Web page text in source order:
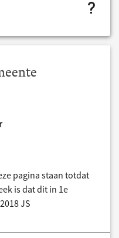
pagina staan totdat
is dat dit in 1e
JS